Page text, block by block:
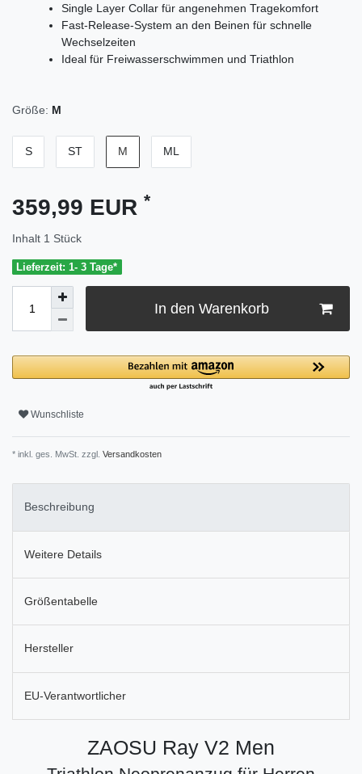
Single Layer Collar für angenehmen Tragekomfort
Fast-Release-System an den Beinen für schnelle
Wechselzeiten
Ideal für Freiwasserschwimmen und Triathlon
Größe: M
S ST M ML
359,99 EUR *
Inhalt 1 Stück
Lieferzeit: 1- 3 Tage*
In den Warenkorb
Wunschliste
* inkl. ges. MwSt. zzgl. Versandkosten
Beschreibung
Weitere Details
Größentabelle
Hersteller
EU-Verantwortlicher
ZAOSU Ray V2 Men